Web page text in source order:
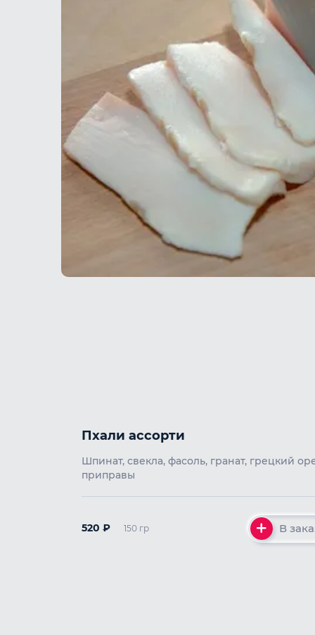
Пхали ассорти
Шпинат, свекла, фасоль, гранат, грецкий
приправы
520 ₽ 150 гр В